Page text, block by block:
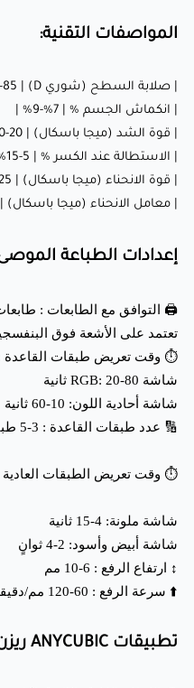
شاشة أحادية اللون: 10-60 ثانية
⏱️ وقت تعريض الطبقات
شاشة ملونة: 4-15 ثانية
شاشة أبيض وأسود: 2-4 ثوانٍ
⬆️ سرعة الرفع : 60-120 مم/دقيقة
تطبيقات ANYCUBIC ريزن أساسي (لون البشرة):
🎨 النماذج الفنية : إنتاج
البشرة لتحقيق مظهر واقعي.
البحث، أو تصميم الأطراف
ترويجية بمظهر مشابه للبشرة.
🛠️ النماذج الأولية الوظيفية :
تتطلب مظهرًا بشريًا واقعيًا،
تحتوي على شخصيات بشرية في
المواصفات التقنية:
| صلابة السطح (شوري D) | 80-85 |
| انكماش الجسم % | 7%-9% |
| قوة الشد (ميجا باسكال) | 20-40 |
| الاستطالة عند الكسر % | 5-15% |
| قوة الانحناء (ميجا باسكال) | 25-45 |
| معامل الانحناء (ميجا باسكال) | 650-900 |
إعدادات الطباعة
تعتمد على الأشعة فوق
⏱️ وقت تعريض طبقات القاعدة
شاشة RGB: 20-80 ثانية
شاشة أحادية اللون: 10-60 ثانية
🔢 عدد طبقات القاعدة : 3-5 طبقات
⏱️ وقت تعريض الطبقات العادية
شاشة ملونة: 4-15 ثانية
شاشة أبيض وأسود: 2-4 ثوانٍ
↕️ ارتفاع الرفع : 6-10 مم
⬆️ سرعة الرفع : 60-120 مم/دقيقة
تطبيقات ANYCUBIC ريزن أساسي (لون البشرة):